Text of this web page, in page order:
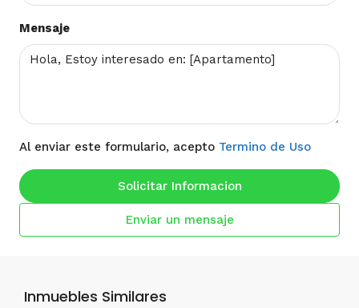
Mensaje
Al enviar este formulario, acepto Termino de Uso
Solicitar Informacion
Enviar un mensaje
Inmuebles Similares